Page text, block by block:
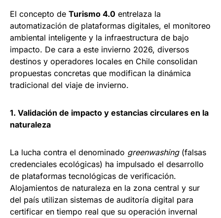
El concepto de Turismo 4.0 entrelaza la
automatización de plataformas digitales, el monitoreo
ambiental inteligente y la infraestructura de bajo
impacto. De cara a este invierno 2026, diversos
destinos y operadores locales en Chile consolidan
propuestas concretas que modifican la dinámica
tradicional del viaje de invierno.
1. Validación de impacto y estancias circulares en la
naturaleza
La lucha contra el denominado greenwashing(falsas
credenciales ecológicas) ha impulsado el desarrollo
de plataformas tecnológicas de verificación.
Alojamientos de naturaleza en la zona central y sur
del país utilizan sistemas de auditoría digital para
certificar en tiempo real que su operación invernal